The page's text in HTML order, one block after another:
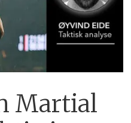
Martial